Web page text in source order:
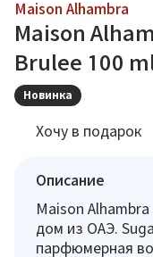
Maison Alhambra
Maison
Brulee 100
Новинка
Хочу в подарок
Описание
Maison
дом из ОАЭ.
парфюмерная